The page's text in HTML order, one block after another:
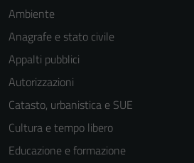
Ambiente
Anagrafe e stato civile
Appalti pubblici
Autorizzazioni
Catasto, urbanistica e SUE
Cultura e tempo libero
Educazione e formazione